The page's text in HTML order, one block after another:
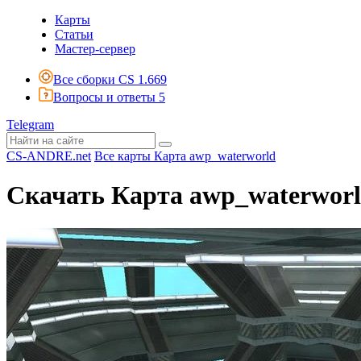
Карты
Статьи
Мастер-сервер
Все сборки CS 1.669
Вопросы и ответы 5
Telegram
CS-ANDRE.net Все карты Карта awp_waterworld
Скачать Карта